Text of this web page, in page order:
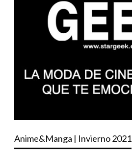
Anime&Manga | Invierno 2021